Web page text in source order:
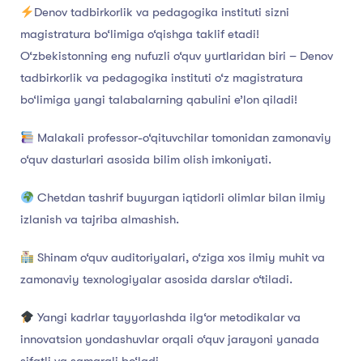
Denov tadbirkorlik va pedagogika instituti sizni
magistratura bo‘limiga o‘qishga taklif etadi!
O‘zbekistonning eng nufuzli o‘quv yurtlaridan biri – Denov
tadbirkorlik va pedagogika instituti o‘z magistratura
bo‘limiga yangi talabalarning qabulini e’lon qiladi!
Malakali professor-o‘qituvchilar tomonidan zamonaviy
o‘quv dasturlari asosida bilim olish imkoniyati.
Chetdan tashrif buyurgan iqtidorli olimlar bilan ilmiy
izlanish va tajriba almashish.
Shinam o‘quv auditoriyalari, o‘ziga xos ilmiy muhit va
zamonaviy texnologiyalar asosida darslar o‘tiladi.
Yangi kadrlar tayyorlashda ilg‘or metodikalar va
innovatsion yondashuvlar orqali o‘quv jarayoni yanada